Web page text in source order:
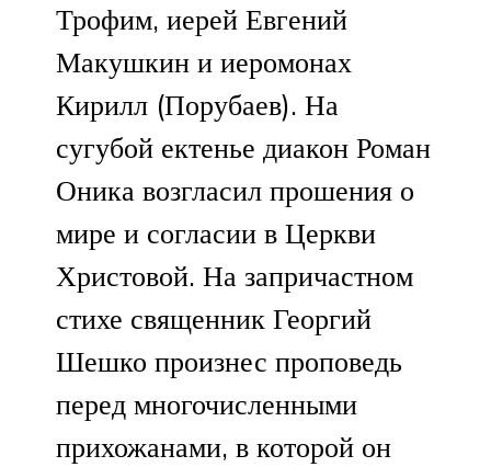
Трофим, иерей Евгений
Макушкин и иеромонах
Кирилл (Порубаев). На
сугубой ектенье диакон Роман
Оника возгласил прошения о
мире и согласии в Церкви
Христовой. На запричастном
стихе священник Георгий
Шешко произнес проповедь
перед многочисленными
прихожанами, в которой он